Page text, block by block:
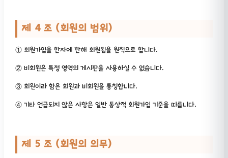
제 4 조 (회원의 범위)
① 회원가입을 한자에 한해 회원됨을 원칙으로 합니다.
② 비회원은 특정 영역의 게시판을 사용하실 수 없습니다.
③ 회원이라 함은 회원과 비회원을 통칭합니다.
④ 기타 언급되지 않은 사항은 일반 통상적 회원가입 기준을 따릅니다.
제 5 조 (회원의 의무)